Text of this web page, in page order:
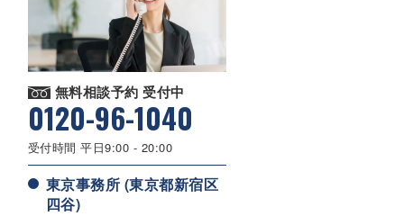
無料相談予約 受付中
0120-96-1040
受付時間 平日9:00 - 20:00
東京事務所 (東京都新宿区
四谷)